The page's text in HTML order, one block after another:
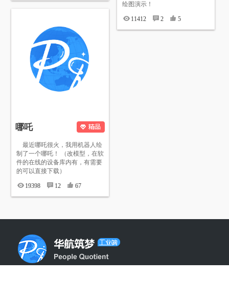
绘图演示！
11412 2 5
哪吒
最近哪吒很火，我用机器人绘
制了一个哪吒！ （改模型，在软
件的在线的设备库内有，有需要
的可以直接下载）
19398 12 67